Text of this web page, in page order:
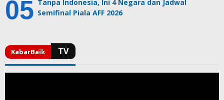
Tanpa Indonesia, Ini 4 Negara dan Jadwal
Semifinal Piala AFF 2026